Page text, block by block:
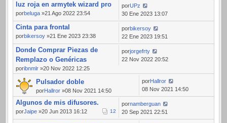
luz roja en armytek wizard pro
porbeluga »21 Ago 2022 23:54
porUPz
30 Ene 2023 13:07
Cinta para frontal
porbikersoy »21 Ene 2023 23:38
porbikersoy
22 Ene 2023 19:51
Donde Comprar Piezas de
Remplazo o Genéricas
poribnmlr »20 Nov 2022 12:25
porjorgefrty
22 Nov 2022 20:52
Pulsador doble
porHallror »08 Nov 2021 14:50
porHallror
08 Nov 2021 14:50
Algunos de mis difusores.
porJaipe »20 Jun 2013 16:12 12
pornamberguan
20 Sep 2021 22:51